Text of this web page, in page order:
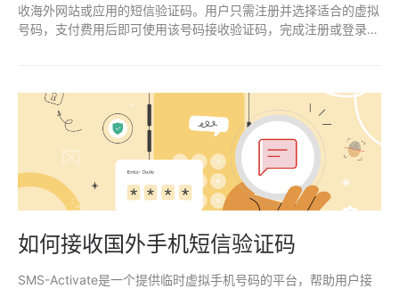
收海外网站或应用的短信验证码。用户只需注册并选择适合的虚拟
号码，支付费用后即可使用该号码接收验证码，完成注册或登录操
如何接收国外手机短信验证码
SMS-Activate是一个提供临时虚拟手机号码的平台，帮助用户接